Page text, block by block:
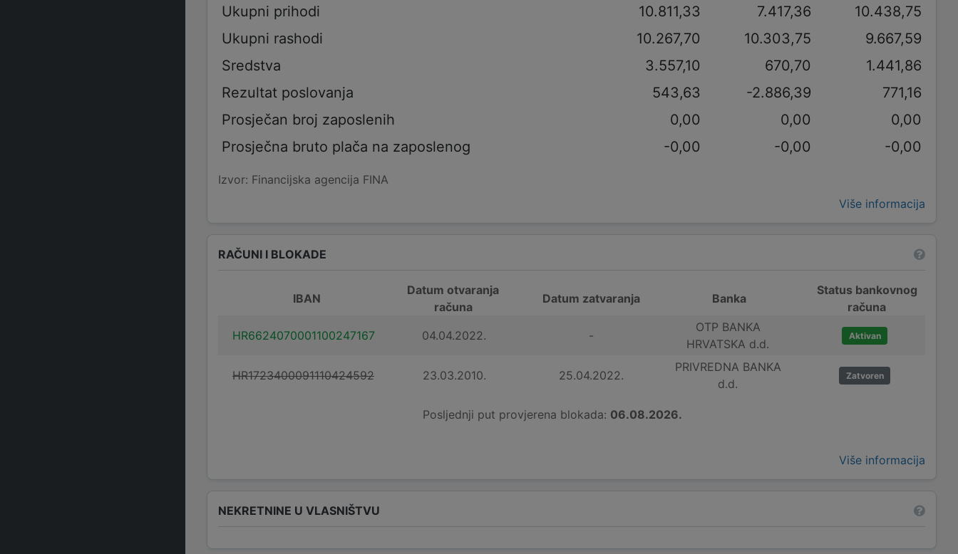
Ukupni prihodi
10.811,33 7.417,36
10.438,75
Ukupni rashodi
10.267,70 10.303,75
9.667,59
Sredstva
3.557,10 670,70
1.441,86
Rezultat poslovanja
543,63 -2.886,39
771,16
Prosječan broj zaposlenih
0,00 0,00
0,00
Prosječna bruto plača na zaposlenog
-0,00 -0,00 -0,00
Izvor: Financijska agencija FINA
Više informacija
RAČUNI I BLOKADE
IBAN
Datum otvaranja
računa
Datum zatvaranja Banka
Status bankovnog
računa
HR6624070001100247167
04.04.2022. -
OTP BANKA
HRVATSKA d.d.
Aktivan
HR1723400091110424592 23.03.2010. 25.04.2022.
PRIVREDNA BANKA
d.d.
Zatvoren
Posljednji put provjerena blokada: 06.08.2026.
Više informacija
NEKRETNINE U VLASNIŠTVU